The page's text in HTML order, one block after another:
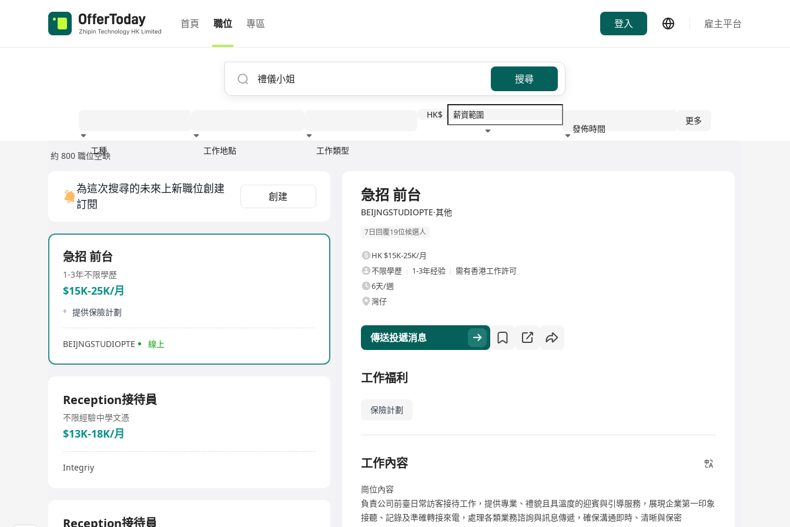
首頁 職位 專區 登入 雇主平台
搜尋
工種 工作地點 工作類型
HK$
發佈時間
更多
約 800 職位空缺
為這次搜尋的未來上新職位創建
訂閱
創建
急招 前台
1-3年不限學歷
$15K-25K/月
提供保險計劃
BEIJNGSTUDIOPTE 線上
Reception接待員
不限經驗中學文憑
$13K-18K/月
Integriy
Reception接待員
急招 前台
BEIJNGSTUDIOPTE·其他
7日回覆19位候選人
HK $15K-25K/月
不限學歷
1-3年经验
需有香港工作許可
6天/週
灣仔
傳送投遞消息
工作福利
保險計劃
工作內容
崗位內容
負責公司前臺日常訪客接待工作，提供專業、禮貌且具溫度的迎賓與引導服務，展現企業第一印象
接聽、記錄及準確轉接來電，處理各類業務諮詢與訊息傳遞，確保溝通即時、清晰與保密